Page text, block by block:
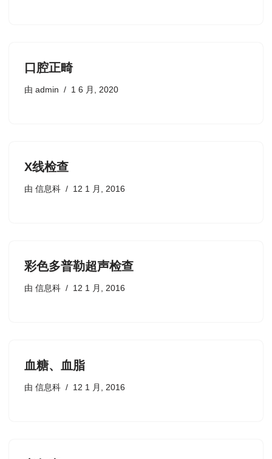
口腔正畸
由 admin 1 6 月, 2020
X线检查
由 信息科 12 1 月, 2016
彩色多普勒超声检查
由 信息科 12 1 月, 2016
血糖、血脂
由 信息科 12 1 月, 2016